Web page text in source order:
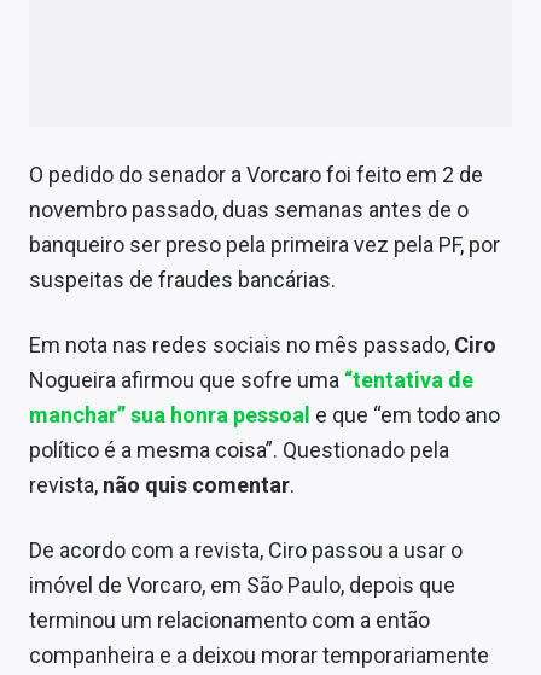
Expediente
Contato
O pedido do senador a Vorcaro foi feito em 2 de
novembro passado, duas semanas antes de o
banqueiro ser preso pela primeira vez pela PF, por
suspeitas de fraudes bancárias.
Em nota nas redes sociais no mês passado, Ciro
Nogueira afirmou que sofre uma “tentativa de
manchar” sua honra pessoal e que “em todo ano
político é a mesma coisa”. Questionado pela
revista, não quis comentar.
De acordo com a revista, Ciro passou a usar o
imóvel de Vorcaro, em São Paulo, depois que
terminou um relacionamento com a então
companheira e a deixou morar temporariamente